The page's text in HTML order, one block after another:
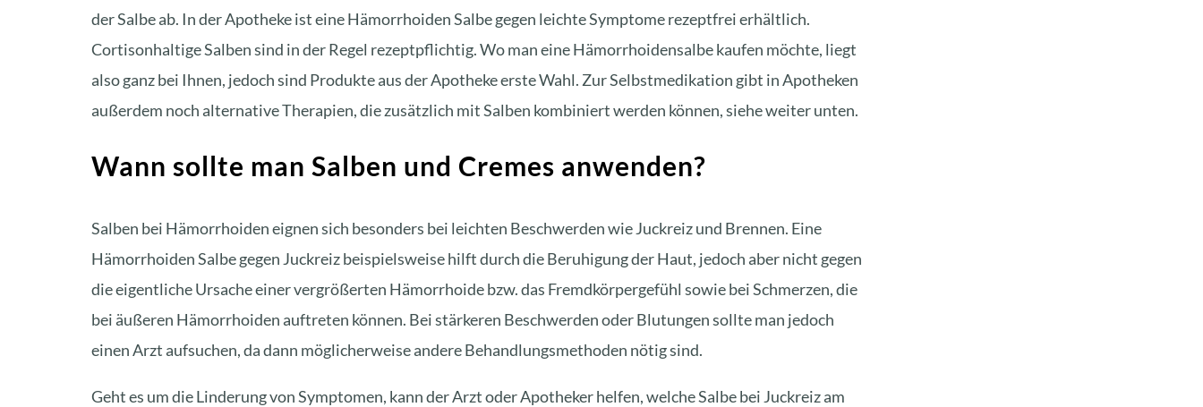
der Salbe ab. In der Apotheke ist eine Hämorrhoiden Salbe gegen leichte Symptome rezeptfrei erhältlich.
Cortisonhaltige Salben sind in der Regel rezeptpflichtig. Wo man eine Hämorrhoidensalbe kaufen möchte, liegt
also ganz bei Ihnen, jedoch sind Produkte aus der Apotheke erste Wahl. Zur Selbstmedikation gibt in Apotheken
außerdem noch alternative Therapien, die zusätzlich mit Salben kombiniert werden können, siehe weiter unten.
Wann sollte man Salben und Cremes anwenden?
Salben bei Hämorrhoiden eignen sich besonders bei leichten Beschwerden wie Juckreiz und Brennen. Eine
Hämorrhoiden Salbe gegen Juckreiz beispielsweise hilft durch die Beruhigung der Haut, jedoch aber nicht gegen
die eigentliche Ursache einer vergrößerten Hämorrhoide bzw. das Fremdkörpergefühl sowie bei Schmerzen, die
bei äußeren Hämorrhoiden auftreten können. Bei stärkeren Beschwerden oder Blutungen sollte man jedoch
einen Arzt aufsuchen, da dann möglicherweiseandere Behandlungsmethoden nötig sind.
Geht es um die Linderung von Symptomen, kann der Arzt oder Apotheker helfen, welche Salbe bei Juckreiz am